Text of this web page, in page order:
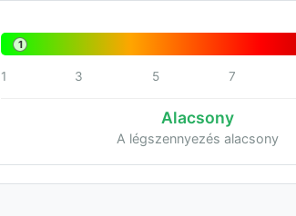
1
1 3 5 7
Alacsony
A légszennyezés alacsony